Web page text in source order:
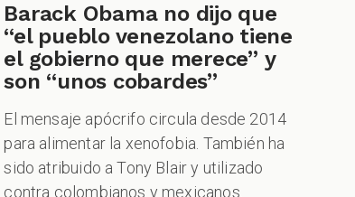
Barack Obama no dijo que
“el pueblo venezolano tiene
el gobierno que merece” y
son “unos cobardes”
El mensaje apócrifo circula desde 2014
para alimentar la xenofobia. También ha
sido atribuido a Tony Blair y utilizado
contra colombianos y mexicanos.